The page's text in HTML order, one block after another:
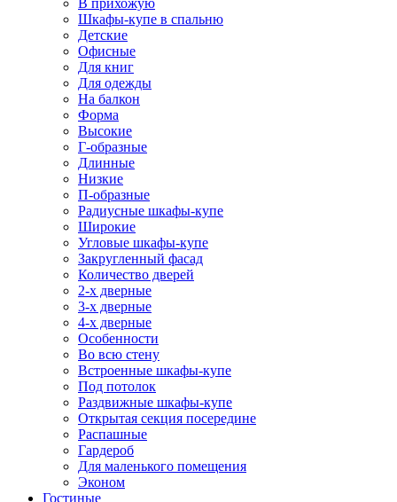
В прихожую
Шкафы-купе в спальню
Детские
Офисные
Для книг
Для одежды
На балкон
Форма
Высокие
Г-образные
Длинные
Низкие
П-образные
Радиусные шкафы-купе
Широкие
Угловые шкафы-купе
Закругленный фасад
Количество дверей
2-х дверные
3-х дверные
4-х дверные
Особенности
Во всю стену
Встроенные шкафы-купе
Под потолок
Раздвижные шкафы-купе
Открытая секция посередине
Распашные
Гардероб
Для маленького помещения
Эконом
Гостиные